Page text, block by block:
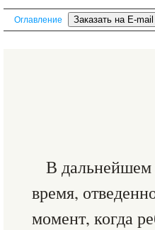
Оглавление
В дальнейшем
время,
момент, когда